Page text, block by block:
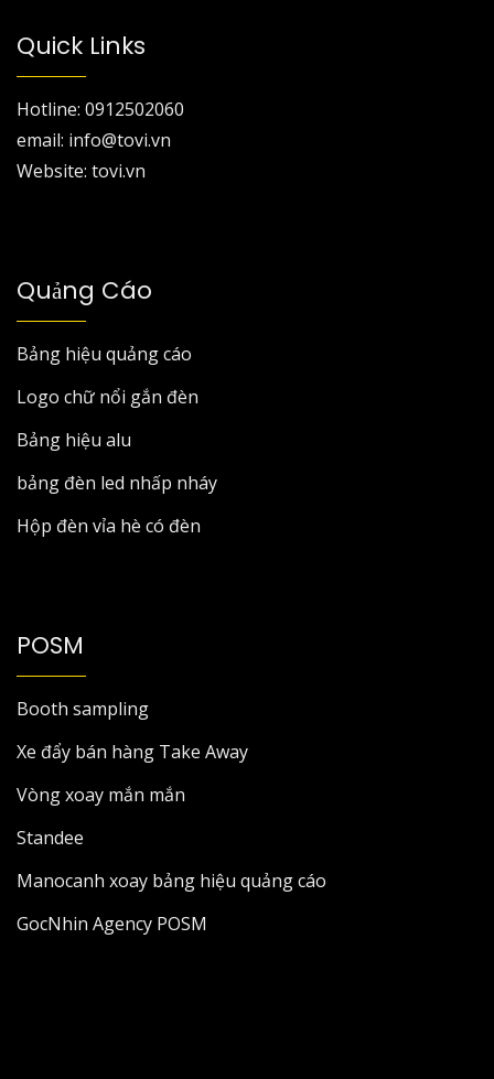
Quick Links
Hotline: 0912502060
email: info@tovi.vn
Website: tovi.vn
Quảng Cáo
Bảng hiệu quảng cáo
Logo chữ nổi gắn đèn
Bảng hiệu alu
bảng đèn led nhấp nháy
Hộp đèn vỉa hè có đèn
POSM
Booth sampling
Xe đẩy bán hàng Take Away
Vòng xoay mắn mắn
Standee
Manocanh xoay bảng hiệu quảng cáo
GocNhin Agency POSM